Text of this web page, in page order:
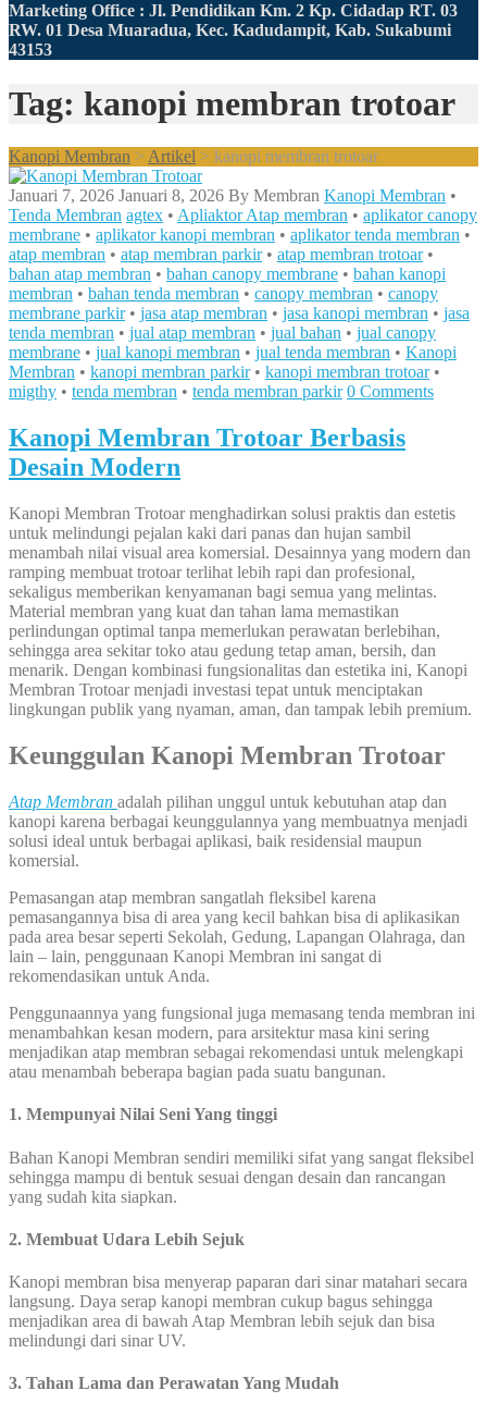
Marketing Office : Jl. Pendidikan Km. 2 Kp. Cidadap RT. 03
RW. 01 Desa Muaradua, Kec. Kadudampit, Kab. Sukabumi
43153
Tag: kanopi membran trotoar
Kanopi Membran > Artikel > kanopi membran trotoar
Januari 7, 2026 Januari 8, 2026 By Membran Kanopi Membran •
Tenda Membran agtex • Apliaktor Atap membran • aplikator canopy
membrane • aplikator kanopi membran • aplikator tenda membran •
atap membran • atap membran parkir• atap membran trotoar•
bahan atap membran • bahan canopy membrane • bahan kanopi
membran • bahan tenda membran • canopy membran • canopy
membrane parkir• jasa atap membran • jasa kanopi membran • jasa
tenda membran • jual atap membran • jual bahan • jual canopy
membrane • jual kanopi membran • jual tenda membran • Kanopi
Membran • kanopi membran parkir• kanopi membran trotoar•
migthy • tenda membran • tenda membran parkir 0 Comments
Kanopi Membran Trotoar Berbasis
Desain Modern
Kanopi Membran Trotoar menghadirkan solusi praktis dan estetis
untuk melindungi pejalan kaki dari panas dan hujan sambil
menambah nilai visual area komersial. Desainnya yang modern dan
ramping membuat trotoar terlihat lebih rapi dan profesional,
sekaligus memberikan kenyamanan bagi semua yang melintas.
Material membran yang kuat dan tahan lama memastikan
perlindungan optimal tanpa memerlukan perawatan berlebihan,
sehingga area sekitar toko atau gedung tetap aman, bersih, dan
menarik. Dengan kombinasi fungsionalitas dan estetika ini, Kanopi
Membran Trotoar menjadi investasi tepat untuk menciptakan
lingkungan publik yang nyaman, aman, dan tampak lebih premium.
Keunggulan Kanopi Membran Trotoar
Atap Membran adalah pilihan unggul untuk kebutuhan atap dan
kanopi karena berbagai keunggulannya yang membuatnya menjadi
solusi ideal untuk berbagai aplikasi, baik residensial maupun
komersial.
Pemasangan atap membran sangatlah fleksibel karena
pemasangannya bisa di area yang kecil bahkan bisa di aplikasikan
pada area besar seperti Sekolah, Gedung, Lapangan Olahraga, dan
lain – lain, penggunaan Kanopi Membran ini sangat di
rekomendasikan untuk Anda.
Penggunaannya yang fungsional juga memasang tenda membran ini
menambahkan kesan modern, para arsitektur masa kini sering
menjadikan atap membran sebagai rekomendasi untuk melengkapi
atau menambah beberapa bagian pada suatu bangunan.
1. Mempunyai Nilai Seni Yang tinggi
Bahan Kanopi Membran sendiri memiliki sifat yang sangat fleksibel
sehingga mampu di bentuk sesuai dengan desain dan rancangan
yang sudah kita siapkan.
2. Membuat Udara Lebih Sejuk
Kanopi membran bisa menyerap paparan dari sinar matahari secara
langsung. Daya serap kanopi membran cukup bagus sehingga
menjadikan area di bawah Atap Membran lebih sejuk dan bisa
melindungi dari sinar UV.
3. Tahan Lama dan Perawatan Yang Mudah